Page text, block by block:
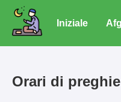
Iniziale
Orari di